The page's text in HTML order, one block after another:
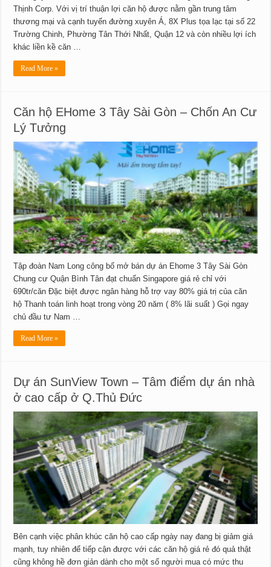
Thịnh Corp. Với vị trí thuận lợi căn hộ được nằm gần trung tâm
thương mại và cạnh tuyến đường xuyên Á, 8X Plus tọa lạc tại số 22
Trường Chinh, Phường Tân Thới Nhất, Quận 12 và còn nhiều lợi ích
khác liền kề căn …
Read More »
Căn hộ EHome 3 Tây Sài Gòn – Chốn An Cư
Lý Tưởng
Tập đoàn Nam Long công bố mở bán dự án Ehome 3 Tây Sài Gòn
Chung cư Quận Bình Tân đạt chuẩn Singapore giá rẻ chỉ với
690tr/căn Đặc biệt được ngân hàng hỗ trợ vay 80% giá trị của căn
hộ Thanh toán linh hoạt trong vòng 20 năm ( 8% lãi suất ) Gọi ngay
chủ đầu tư Nam …
Read More »
Dự án SunView Town – Tâm điểm dự án nhà
ở cao cấp ở Q.Thủ Đức
Bên cạnh việc phân khúc căn hộ cao cấp ngày nay đang bị giảm giá
mạnh, tuy nhiên để tiếp cận được với các căn hộ giá rẻ đó quả thật
cũng không hề đơn giản dành cho một số người mua có mức thu